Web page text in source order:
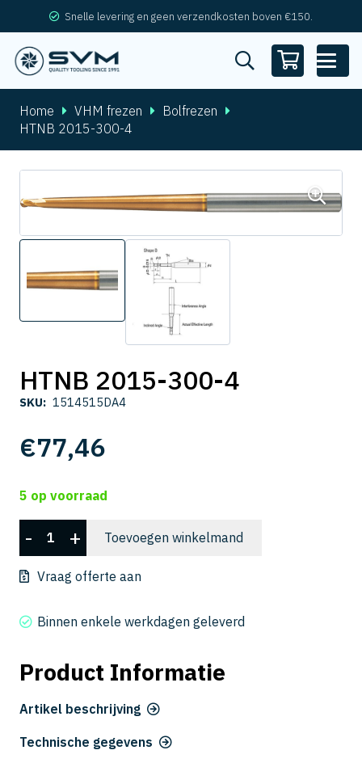
Snelle levering en geen verzendkosten boven €150.
Home VHM frezen
Bolfrezen
HTNB 2015-300-4
HTNB 2015-300-4
SKU: 1514515DA4
€77,46
5 op voorraad
HTNB
2015-
300-
aantal
- + Toevoegen winkelmand
Vraag offerte aan
Binnen enkele werkdagen geleverd
Product Informatie
Artikel beschrijving
Technische gegevens